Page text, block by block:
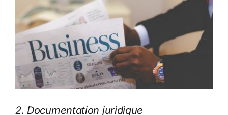
2. Documentation juridique